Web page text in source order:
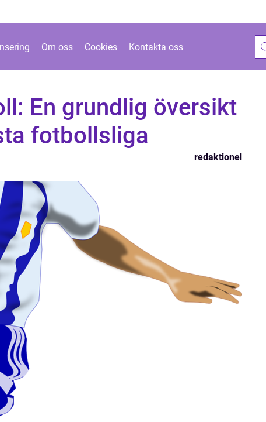
Om oss Cookies Kontakta oss
En grundlig översikt
fotbollsliga
redaktionel